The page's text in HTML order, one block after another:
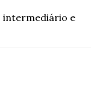
intermediário e